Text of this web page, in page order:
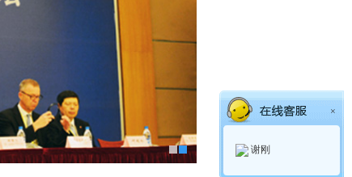
×
谢刚